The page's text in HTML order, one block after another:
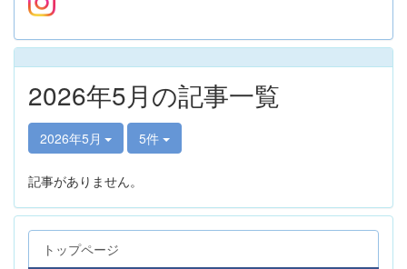
2026年5月の記事一覧
2026年5月 5件
記事がありません。
トップページ